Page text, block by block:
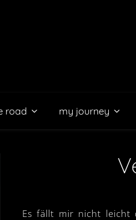
road my journey
Es fällt mir nicht leicht